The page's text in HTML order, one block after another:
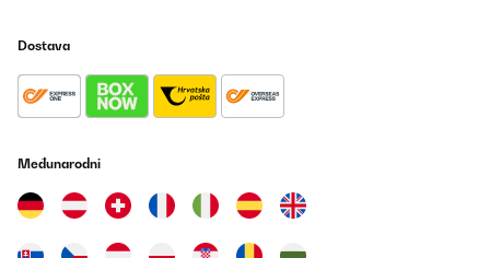
Prevedi
Dostava
Međunarodni